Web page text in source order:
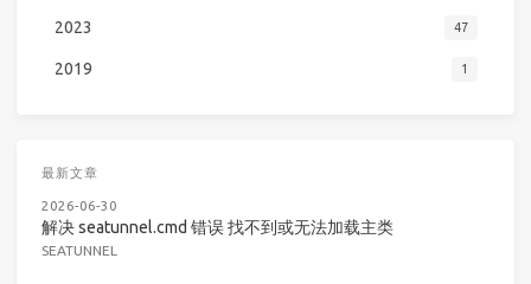
2023 47
2019 1
最新文章
2026-06-30
解决 seatunnel.cmd 错误 找不到或无法加载主类
SEATUNNEL